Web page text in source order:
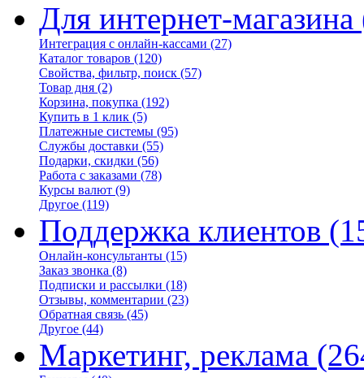
Для интернет-магазина
Интеграция с онлайн-кассами (27)
Каталог товаров (120)
Свойства, фильтр, поиск (57)
Товар дня (2)
Корзина, покупка (192)
Купить в 1 клик (5)
Платежные системы (95)
Службы доставки (55)
Подарки, скидки (56)
Работа с заказами (78)
Курсы валют (9)
Другое (119)
Поддержка клиентов
Онлайн-консультанты (15)
Заказ звонка (8)
Подписки и рассылки (18)
Отзывы, комментарии (23)
Обратная связь (45)
Другое (44)
Маркетинг, реклама